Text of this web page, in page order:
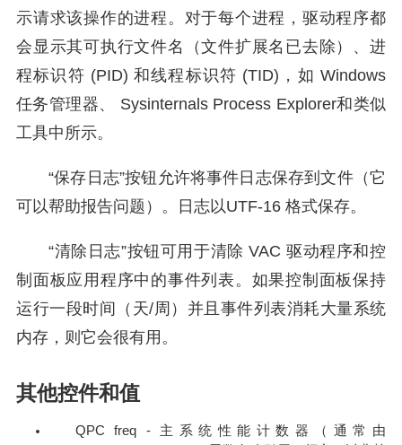
示请求该操作的进程。对于每个进程，驱动程序都
会显示其可执行文件名（文件扩展名已去除）、进
程标识符 (PID) 和线程标识符 (TID)，如 Windows
任务管理器、 Sysinternals Process Explorer和类似
工具中所示。
“保存日志”按钮允许将事件日志保存到文件（它
可以帮助报告问题）。日志以UTF-16 格式保存。
“清除日志”按钮可用于清除 VAC 驱动程序和控
制面板应用程序中的事件列表。如果控制面板保持
运行一段时间（天/周）并且事件列表消耗大量系统
内存，则它会很有用。
其他控件和值
QPC freq - 主系统性能计数器（通常由